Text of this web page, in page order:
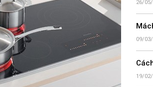
26/
09/
19/